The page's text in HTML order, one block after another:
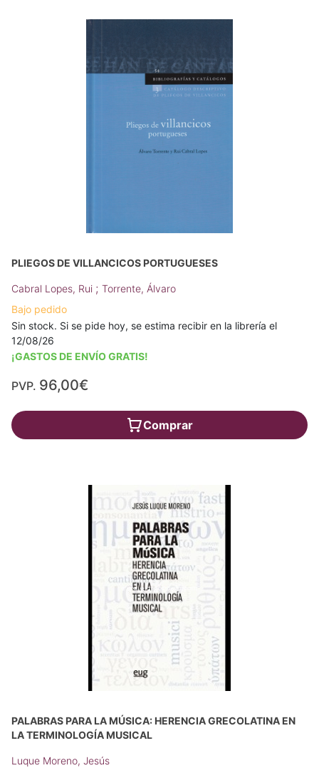
PLIEGOS DE VILLANCICOS PORTUGUESES
Cabral Lopes, Rui ; Torrente, Álvaro
Bajo pedido
Sin stock. Si se pide hoy, se estima recibir en la librería el
12/08/26
¡GASTOS DE ENVÍO GRATIS!
PVP. 96,00€
Comprar
PALABRAS PARA LA MÚSICA: HERENCIA GRECOLATINA EN
LA TERMINOLOGÍA MUSICAL
Luque Moreno, Jesús